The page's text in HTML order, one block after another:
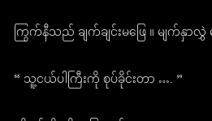
ကြွက်နီသည် ချက်ချင်းမဖြေ ။ မျက်နှာလွှဲ ခ
“ သူ့ငယ်ပါကြီးကို စုပ်ခိုင်းတာ …. ”